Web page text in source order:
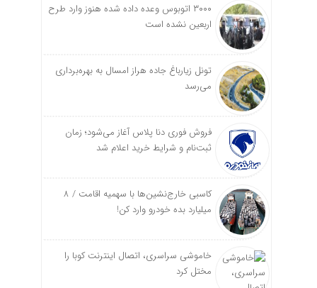
۳۰۰۰ اتوبوس وعده داده شده هنوز وارد طرح
اربعین نشده است
تونل زیارباغ جاده هراز امسال به بهره‌برداری
می‌رسد
فروش فوری دنا پلاس آغاز می‌شود؛ زمان
ثبت‌نام و شرایط خرید اعلام شد
کاسبی خارج‌نشین‌ها با سهمیه اقامت / ۸
میلیارد بده خودرو وارد کن!
خاموشی سراسری، اتصال اینترنت کوبا را
مختل کرد